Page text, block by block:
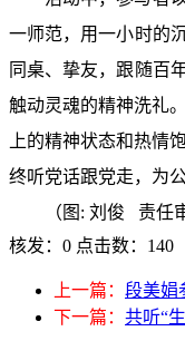
一师范，用一小时的
同桌、挚友，跟随百
触动灵魂的精神洗礼。
上的精神状态和热情
终听党话跟党走， 为
（图 : 刘俊 责任
核发：0 点击数：140
上一篇： 段美娟
下一篇： 共听“